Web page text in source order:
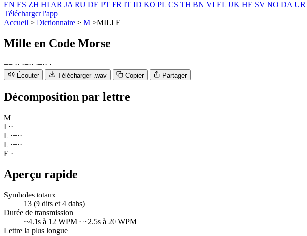
EN ES ZH HI AR JA RU DE PT FR IT ID KO PL CS TH BN VI EL UK HE SV NO DA UR
Télécharger l'app
Accueil > Dictionnaire > M >MILLE
Mille en Code Morse
−− ·· ·−·· ·−·· ·
Écouter Télécharger .wav Copier Partager
Décomposition par lettre
M −−
I ··
L ·−··
L ·−··
E ·
Aperçu rapide
Symboles totaux
13 (9 dits et 4 dahs)
Durée de transmission
~4.1s à 12 WPM · ~2.5s à 20 WPM
Lettre la plus longue